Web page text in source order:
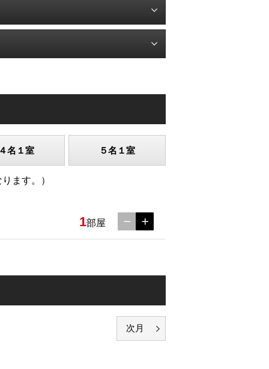
４名１室 ５名１室
ます。）
1部屋